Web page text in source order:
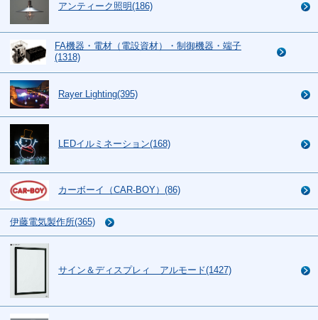
アンティーク照明(186)
FA機器・電材（電設資材）・制御機器・端子
(1318)
Rayer Lighting(395)
LEDイルミネーション(168)
カーボーイ（CAR-BOY）(86)
伊藤電気製作所(365)
サイン＆ディスプレィ アルモード(1427)